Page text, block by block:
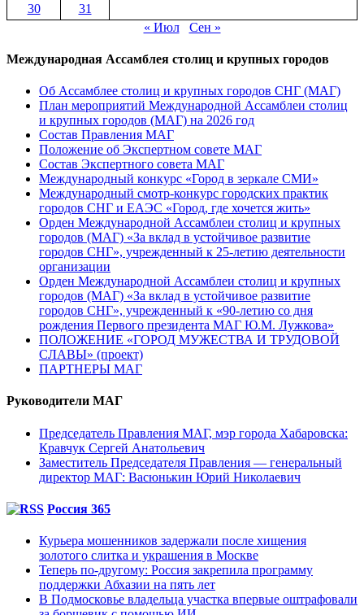
30
31
« Июл
Сен »
Международная Ассамблея столиц и крупных городов
Об Ассамблее столиц и крупных городов СНГ (МАГ)
План мероприятий Международной Ассамблеи столиц
и крупных городов (МАГ) на 2026 год
Состав Правления МАГ
Положение об Экспертном совете МАГ
Состав Экспертного совета МАГ
Международный конкурс «Город в зеркале СМИ»
Международный смотр-конкурс городских практик
городов СНГ и ЕАЭС «Город, где хочется жить»
Орден Международной Ассамблеи столиц и крупных
городов (МАГ) «За вклад в устойчивое развитие
городов СНГ», учрежденный к 25-летию деятельности
организации
Орден Международной Ассамблеи столиц и крупных
городов (МАГ) «За вклад в устойчивое развитие
городов СНГ», учрежденный к «90-летию со дня
рождения Первого президента МАГ Ю.М. Лужкова»
ПОЛОЖЕНИЕ «ГОРОД МУЖЕСТВА И ТРУДОВОЙ
СЛАВЫ» (проект)
ПАРТНЕРЫ МАГ
Руководители МАГ
Председатель Правления МАГ, мэр города Хабаровска:
Кравчук Сергей Анатольевич
Заместитель Председателя Правления — генеральный
директор МАГ: Васюнькин Юрий Николаевич
Россия 365
Курьера мошенников задержали после хищения
золотого слитка и украшения в Москве
Теперь по-другому: Россия закрепила программу
поддержки Абхазии на пять лет
В Подмосковье владельца участка впервые оштрафовали